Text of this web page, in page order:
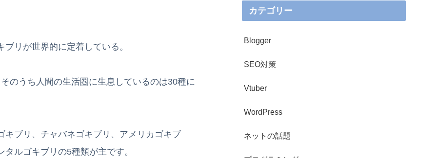
リが世界的に定着している。
のうち人間の生活圏に生息しているのは30種に
ブリ、チャバネゴキブリ、アメリカゴキブ
ルゴキブリの5種類が主です。
カテゴリー
Blogger
SEO対策
Vtuber
WordPress
ネットの話題